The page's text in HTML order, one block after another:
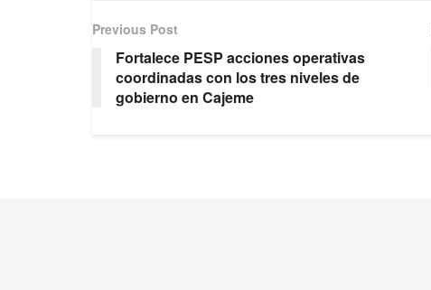
Previous Post
Fortalece PESP acciones operativas
coordinadas con los tres niveles de
gobierno en Cajeme